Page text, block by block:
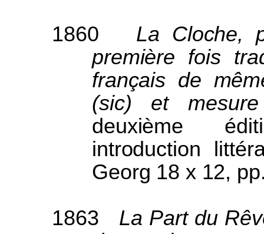
1860
La Cloche,
première fois
français de
(sic) et
deuxième
introduction
Georg 18 x 12,
1863
La Part du